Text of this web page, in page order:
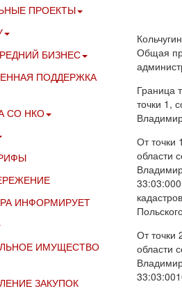
Общая
Граница
точки 1,
От точки
области
От точки
области
ПРОЕКТЫ
БИЗНЕС
ПОДДЕРЖКА
СО НКО
ИНФОРМИРУЕТ
ИМУЩЕСТВО
ЗАКУПОК